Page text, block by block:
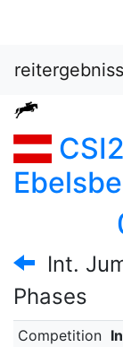
Int.
Phases
Competition